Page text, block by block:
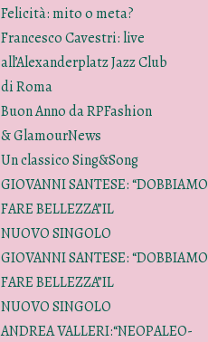
Felicità: mito o meta?
Francesco Cavestri: live
all’Alexanderplatz Jazz Club
di Roma
Buon Anno da RPFashion
& GlamourNews
Un classico Sing&Song
GIOVANNI SANTESE: “DOBBIAMO
FARE BELLEZZA”IL
NUOVO SINGOLO
GIOVANNI SANTESE: “DOBBIAMO
FARE BELLEZZA”IL
NUOVO SINGOLO
ANDREA VALLERI:“NEOPALEO-